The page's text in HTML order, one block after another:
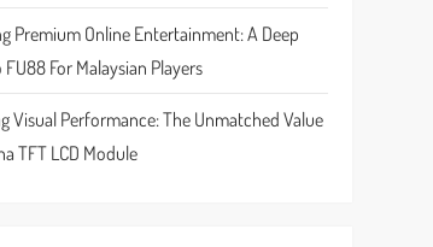
Premium Online Entertainment: A Deep
FU88 For Malaysian Players
Visual Performance: The Unmatched Value
TFT LCD Module